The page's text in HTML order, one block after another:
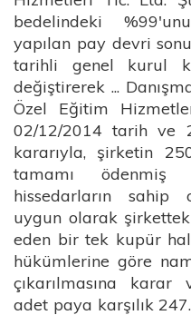
bedelindeki
yapılan pay devri
tarihli genel kurul
değiştirerek ...
Özel Eğitim
02/12/2014 tarih ve
kararıyla, şirketin
tamamı ödenmiş
hissedarların sahip
uygun olarak
eden bir tek kupür
hükümlerine göre
çıkarılmasına karar
adet paya karşılık